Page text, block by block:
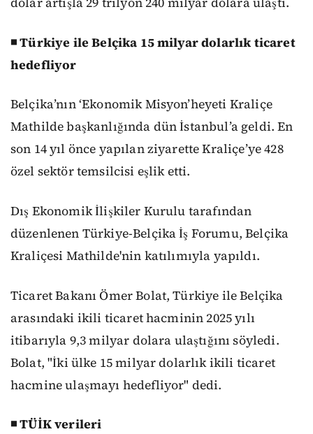
◾ Türkiye ile Belçika 15 milyar dolarlık ticaret
hedefliyor
Belçika’nın ‘Ekonomik Misyon’heyeti Kraliçe
Mathilde başkanlığında dün İstanbul’a geldi. En
son 14 yıl önce yapılan ziyarette Kraliçe’ye 428
özel sektör temsilcisi eşlik etti.
Dış Ekonomik İlişkiler Kurulu tarafından
düzenlenen Türkiye-Belçika İş Forumu, Belçika
Kraliçesi Mathilde'nin katılımıyla yapıldı.
Ticaret Bakanı Ömer Bolat, Türkiye ile Belçika
arasındaki ikili ticaret hacminin 2025 yılı
itibarıyla 9,3 milyar dolara ulaştığını söyledi.
Bolat, "İki ülke 15 milyar dolarlık ikili ticaret
hacmine ulaşmayı hedefliyor" dedi.
◾ TÜİK verileri